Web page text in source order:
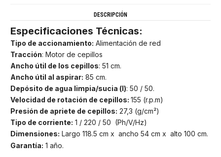
DESCRIPCIÓN
Especificaciones Técnicas:
Tipo de accionamiento: Alimentación de red
Tracción: Motor de cepillos
Ancho útil de los cepillos: 51 cm.
Ancho útil al aspirar: 85 cm.
Depósito de agua limpia/sucia (l): 50 / 50.
Velocidad de rotación de cepillos: 155 (r.p.m)
Presión de apriete de cepillos: 27,3 (g/cm²)
Tipo de corriente: 1 / 220 / 50 (Ph/V/Hz)
Dimensiones: Largo 118.5 cm x ancho 54 cm x alto 100 cm.
Garantía: 1 año.